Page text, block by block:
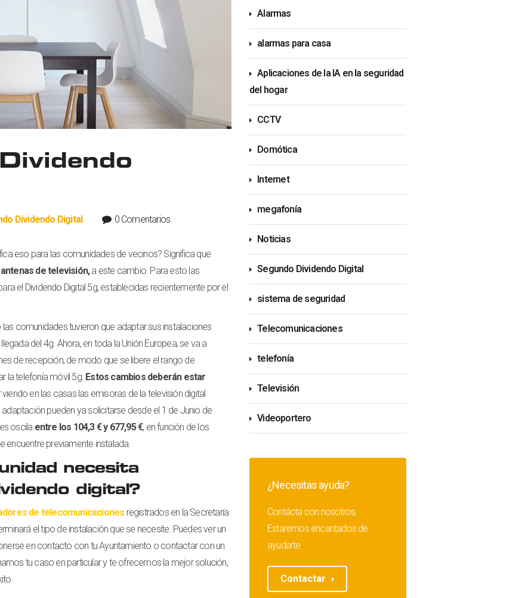
Dividendo Digital 0 Comentarios
eso para las comunidades de vecinos? Significa que
de televisión,a este cambio. Para esto las
el Dividendo Digital 5g, establecidas recientemente por el
comunidades tuvieron que adaptar sus instalaciones
del 4g. Ahora, en toda la Unión Europea, se va a
de recepción, de modo que se libere el rango de
la telefonía móvil 5g. Estos cambios deberán estar
en las casas las emisoras de la televisión digital
pueden ya solicitarse desde el 1 de Junio de
oscila entre los 104,3 € y 677,95 €, en función de los
encuentre previamente instalada.
necesita
digital?
de telecomunicaciones registrados en la Secretaría
el tipo de instalación que se necesite. Puedes ver un
en contacto con tu Ayuntamiento o contactar con un
tu caso en particular y te ofrecemos la mejor solución,
Alarmas
alarmas para casa
Aplicaciones de la IA en la seguridad
del hogar
CCTV
Domótica
Internet
megafonía
Noticias
Segundo Dividendo Digital
sistema de seguridad
Telecomunicaciones
telefonía
Televisión
Videoportero
¿Necesitas ayuda?
Contácta con nosotros.
Estaremos encantados de
ayudarte
Contactar